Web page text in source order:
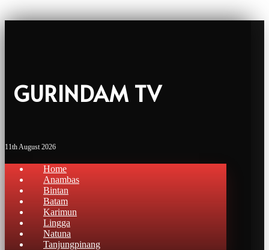
GURINDAM TV
11th August 2026
Home
Anambas
Bintan
Batam
Karimun
Lingga
Natuna
Tanjungpinang